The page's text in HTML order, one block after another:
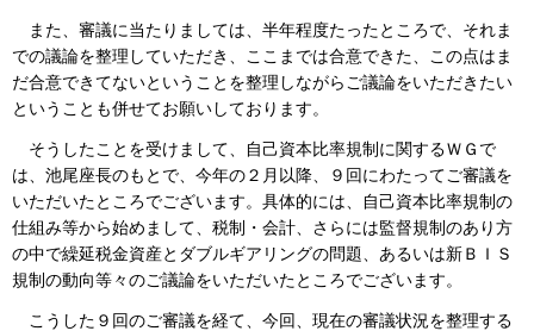
また、審議に当たりましては、半年程度たったところで、それま
での議論を整理していただき、ここまでは合意できた、この点はま
だ合意できてないということを整理しながらご議論をいただきたい
ということも併せてお願いしております。
そうしたことを受けまして、自己資本比率規制に関するＷＧで
は、池尾座長のもとで、今年の２月以降、９回にわたってご審議を
いただいたところでございます。具体的には、自己資本比率規制の
仕組み等から始めまして、税制・会計、さらには監督規制のあり方
の中で繰延税金資産とダブルギアリングの問題、あるいは新ＢＩＳ
規制の動向等々のご議論をいただいたところでございます。
こうした９回のご審議を経て、今回、現在の審議状況を整理する